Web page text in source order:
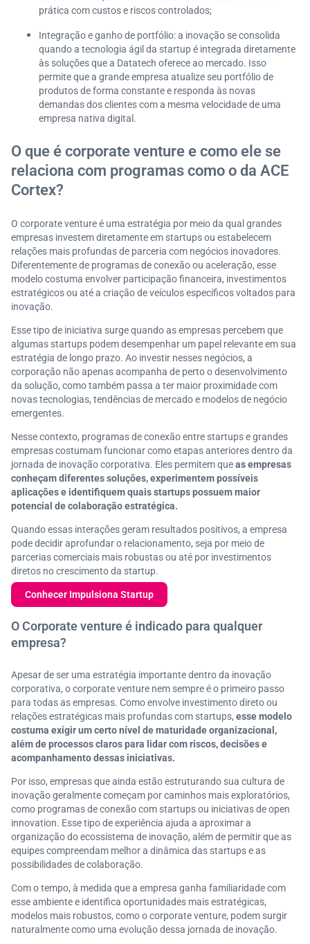
prática com custos e riscos controlados;
Integração e ganho de portfólio: a inovação se consolida
quando a tecnologia ágil da startup é integrada diretamente
às soluções que a Datatech oferece ao mercado. Isso
permite que a grande empresa atualize seu portfólio de
produtos de forma constante e responda às novas
demandas dos clientes com a mesma velocidade de uma
empresa nativa digital.
O que é corporate venture e como ele se
relaciona com programas como o da ACE
Cortex?
O corporate venture é uma estratégia por meio da qual grandes
empresas investem diretamente em startups ou estabelecem
relações mais profundas de parceria com negócios inovadores.
Diferentemente de programas de conexão ou aceleração, esse
modelo costuma envolver participação financeira, investimentos
estratégicos ou até a criação de veículos específicos voltados para
inovação.
Esse tipo de iniciativa surge quando as empresas percebem que
algumas startups podem desempenhar um papel relevante em sua
estratégia de longo prazo. Ao investir nesses negócios, a
corporação não apenas acompanha de perto o desenvolvimento
da solução, como também passa a ter maior proximidade com
novas tecnologias, tendências de mercado e modelos de negócio
emergentes.
Nesse contexto, programas de conexão entre startups e grandes
empresas costumam funcionar como etapas anteriores dentro da
jornada de inovação corporativa. Eles permitem queas empresas
conheçam diferentes soluções, experimentem possíveis
aplicações e identifiquem quais startups possuem maior
potencial de colaboração estratégica.
Quando essas interações geram resultados positivos, a empresa
pode decidir aprofundar o relacionamento, seja por meio de
parcerias comerciais mais robustas ou até por investimentos
diretos no crescimento da startup.
Conhecer Impulsiona Startup
O Corporate venture é indicado para qualquer
empresa?
Apesar de ser uma estratégia importante dentro da inovação
corporativa, o corporate venture nem sempre é o primeiro passo
para todas as empresas. Como envolve investimento direto ou
relações estratégicas mais profundas com startups, esse modelo
costuma exigir um certo nível de maturidade organizacional,
além de processos claros para lidar com riscos, decisões e
acompanhamento dessas iniciativas.
Por isso, empresas que ainda estão estruturando sua cultura de
inovação geralmente começam por caminhos mais exploratórios,
como programas de conexão com startups ou iniciativas de open
innovation. Esse tipo de experiência ajuda a aproximar a
organização do ecossistema de inovação, além de permitir que as
equipes compreendam melhor a dinâmica das startups e as
possibilidades de colaboração.
Com o tempo, à medida que a empresa ganha familiaridade com
esse ambiente e identifica oportunidades mais estratégicas,
modelos mais robustos, como o corporate venture, podem surgir
naturalmente como uma evolução dessa jornada de inovação.